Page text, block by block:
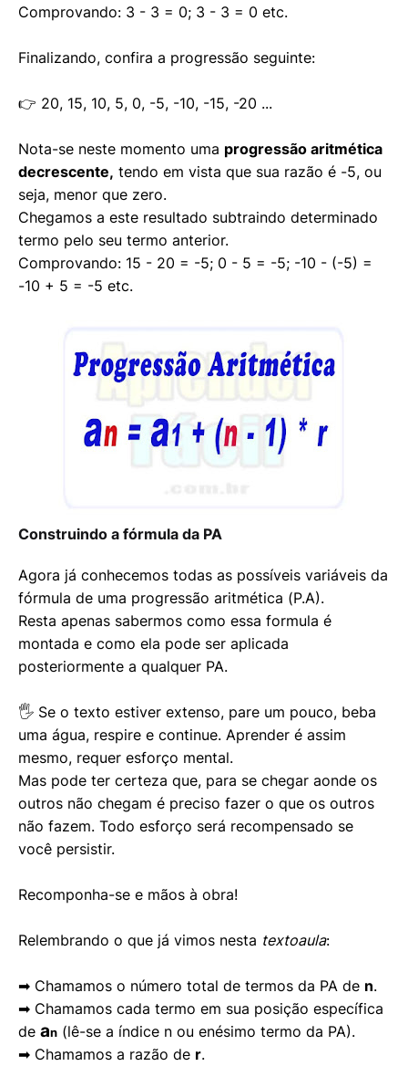
Comprovando: 3 - 3 = 0; 3 - 3 = 0 etc.
Finalizando, confira a progressão seguinte:
👉 20, 15, 10, 5, 0, -5, -10, -15, -20 ...
Nota-se neste momento uma progressão aritmética
decrescente, tendo em vista que sua razão é -5, ou
seja, menor que zero.
Chegamos a este resultado subtraindo determinado
termo pelo seu termo anterior.
Comprovando: 15 - 20 = -5; 0 - 5 = -5; -10 - (-5) =
-10 + 5 = -5 etc.
Construindo a fórmula da PA
Agora já conhecemos todas as possíveis variáveis da
fórmula de uma progressão aritmética (P.A).
Resta apenas sabermos como essa formula é
montada e como ela pode ser aplicada
posteriormente a qualquer PA.
🖐 Se o texto estiver extenso, pare um pouco, beba
uma água, respire e continue. Aprender é assim
mesmo, requer esforço mental.
Mas pode ter certeza que, para se chegar aonde os
outros não chegam é preciso fazer o que os outros
não fazem. Todo esforço será recompensado se
você persistir.
Recomponha-se e mãos à obra!
Relembrando o que já vimos nesta textoaula:
➡ Chamamos o número total de termos da PA de n.
➡ Chamamos cada termo em sua posição específica
de an (lê-se a índice n ou enésimo termo da PA).
➡ Chamamos a razão de r.